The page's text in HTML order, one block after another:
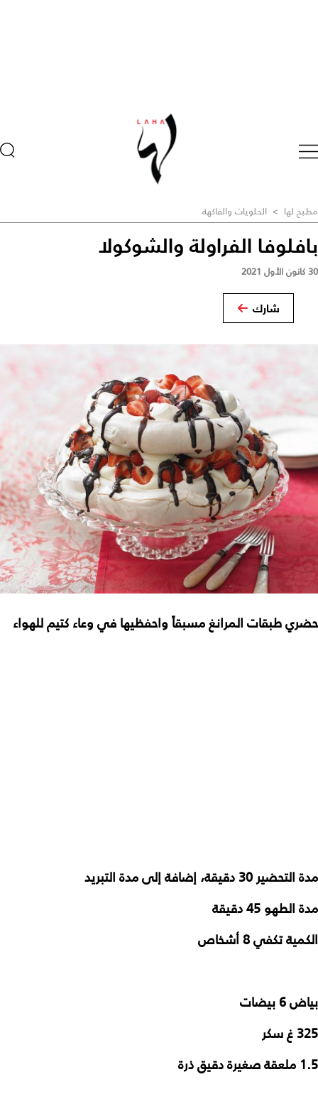
مطبخ لها > الحلويات والفاكهة
بافلوفا الفراولة والشوكولا
30 كانون الأول 2021
شارك
حضري طبقات المرانغ مسبقاً واحفظيها في وعاء كتيم للهواء
مدة التحضير 30 دقيقة، إضافة إلى مدة التبريد
مدة الطهو 45 دقيقة
الكمية تكفي 8 أشخاص
بياض 6 بيضات
325 غ سكر
1.5 ملعقة صغيرة دقيق ذرة